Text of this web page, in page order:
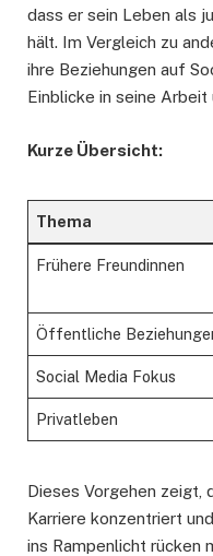
dass er sein Leben als
hält. Im Vergleich zu
ihre Beziehungen auf
Einblicke in seine Arbeit
Kurze Übersicht:
Thema
Frühere Freundinnen
Öffentliche
Social Media Fokus
Privatleben
Dieses Vorgehen zeigt,
Karriere konzentriert
ins Rampenlicht rücken